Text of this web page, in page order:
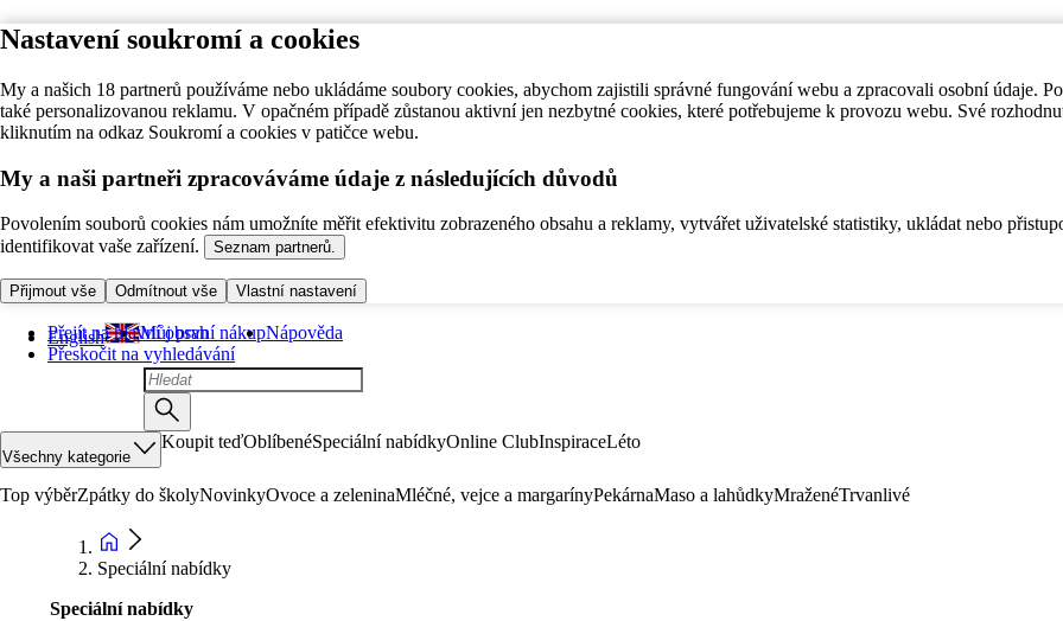
Nastavení soukromí a cookies
My a našich 18 partnerů používáme nebo ukládáme soubory cookies, abychom zajistili správné fungování webu a zpracovali osobní údaje.
také personalizovanou reklamu. V opačném případě zůstanou aktivní jen nezbytné cookies, které potřebujeme k provozu webu. Své
kliknutím na odkaz Soukromí a cookies v patičce webu.
My a naši partneři zpracováváme údaje z následujících důvodů
Povolením souborů cookies nám umožníte měřit efektivitu zobrazeného obsahu a reklamy, vytvářet uživatelské statistiky, ukládat nebo
identifikovat vaše zařízení.
Seznam partnerů.
Přijmout vše Odmítnout vše Vlastní nastavení
Přejít na hlavní obsah
Přeskočit na vyhledávání
English Můj první nákupNápověda
Všechny kategorie
Koupit teďOblíbenéSpeciální nabídkyOnline ClubInspiraceLéto
Top výběrZpátky do školyNovinkyOvoce a zeleninaMléčné, vejce a margarínyPekárnaMaso a lahůdkyMraženéTrvanlivé
Speciální nabídky
Speciální nabídky